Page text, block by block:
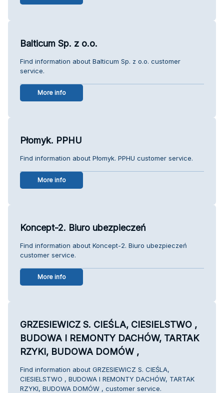
Balticum Sp. z o.o.
Find information about Balticum Sp. z o.o. customer
service.
More info
Płomyk. PPHU
Find information about Płomyk. PPHU customer service.
More info
Koncept-2. Biuro ubezpieczeń
Find information about Koncept-2. Biuro ubezpieczeń
customer service.
More info
GRZESIEWICZ S. CIEŚLA, CIESIELSTWO ,
BUDOWA I REMONTY DACHÓW, TARTAK
RZYKI, BUDOWA DOMÓW ,
Find information about GRZESIEWICZ S. CIEŚLA,
CIESIELSTWO , BUDOWA I REMONTY DACHÓW, TARTAK
RZYKI, BUDOWA DOMÓW , customer service.